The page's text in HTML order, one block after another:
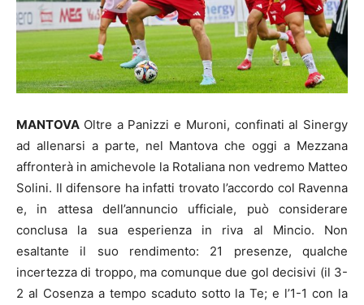
MANTOVA Oltre a Panizzi e Muroni, confinati al Sinergy
ad allenarsi a parte, nel Mantova che oggi a Mezzana
affronterà in amichevole la Rotaliana non vedremo Matteo
Solini. Il difensore ha infatti trovato l’accordo col Ravenna
e, in attesa dell’annuncio ufficiale, può considerare
conclusa la sua esperienza in riva al Mincio. Non
esaltante il suo rendimento: 21 presenze, qualche
incertezza di troppo, ma comunque due gol decisivi (il 3-
2 al Cosenza a tempo scaduto sotto la Te; e l’1-1 con la